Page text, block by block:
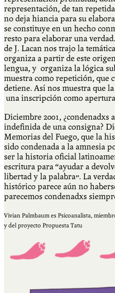
representación, de tan
no deja hiancia para su
se constituye en un hecho
resto para elaborar una
de J. Lacan nos trajo la
organiza a partir de este
lengua, y organiza la lógica
muestra como repetición, que
detiene. Así nos muestra que
una inscripción como
Diciembre 2001,
indefinida de una consigna?
Memorias del Fuego, que la
sido condenada a la amnesia
ser la historia oficial
escritura para “ayudar a
libertad y la palabra”. La
histórico parece aún no
parecemos condenadxs
Vivian Palmbaum es Psicoanalista,
y del proyecto Propuesta Tatu